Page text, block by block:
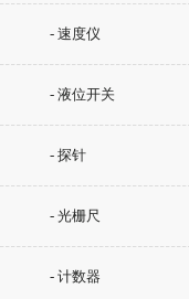
- 速度仪
- 液位开关
- 探针
- 光栅尺
- 计数器